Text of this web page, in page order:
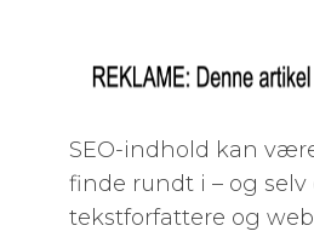
SEO-indhold kan
finde rundt i – og selv
tekstforfattere og